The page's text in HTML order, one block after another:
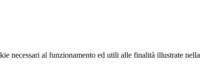
necessari al funzionamento ed utili alle finalità illustrate nella